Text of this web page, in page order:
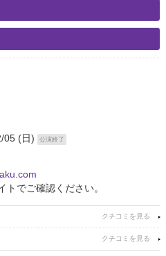
05 (日)
公演終了
でご確認ください。